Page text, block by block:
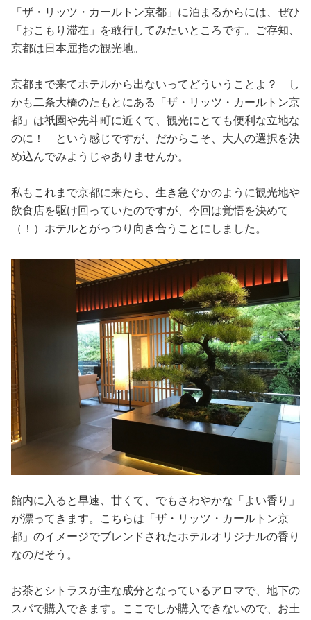
「ザ・リッツ・カールトン京都」に泊まるからには、ぜひ
「おこもり滞在」を敢行してみたいところです。ご存知、
京都は日本屈指の観光地。
京都まで来てホテルから出ないってどういうことよ？ し
かも二条大橋のたもとにある「ザ・リッツ・カールトン京
都」は祇園や先斗町に近くて、観光にとても便利な立地な
のに！ という感じですが、だからこそ、大人の選択を決
め込んでみようじゃありませんか。
私もこれまで京都に来たら、生き急ぐかのように観光地や
飲食店を駆け回っていたのですが、今回は覚悟を決めて
（！）ホテルとがっつり向き合うことにしました。
館内に入ると早速、甘くて、でもさわやかな「よい香り」
が漂ってきます。こちらは「ザ・リッツ・カールトン京
都」のイメージでブレンドされたホテルオリジナルの香り
なのだそう。
お茶とシトラスが主な成分となっているアロマで、地下の
スパで購入できます。ここでしか購入できないので、お土